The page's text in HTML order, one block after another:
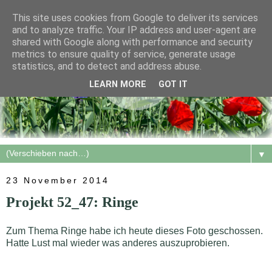
▼
23 November 2014
Projekt 52_47: Ringe
Zum Thema Ringe habe ich heute dieses Foto geschossen.
Hatte Lust mal wieder was anderes auszuprobieren.
This site uses cookies from Google to deliver its services
and to analyze traffic. Your IP address and user-agent are
shared with Google along with performance and security
metrics to ensure quality of service, generate usage
statistics, and to detect and address abuse.
LEARN MORE GOT IT